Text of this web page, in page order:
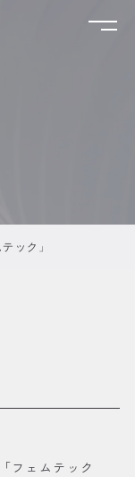
ック」
フェムテック